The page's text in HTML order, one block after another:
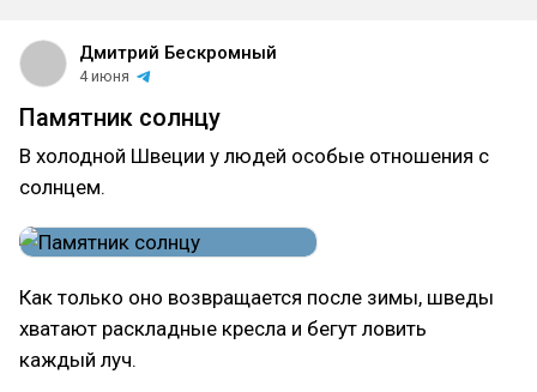
Дмитрий Бескромный
4 июня
Памятник солнцу
В холодной Швеции у людей особые отношения с
солнцем.
Как только оно возвращается после зимы, шведы
хватают раскладные кресла и бегут ловить
каждый луч.